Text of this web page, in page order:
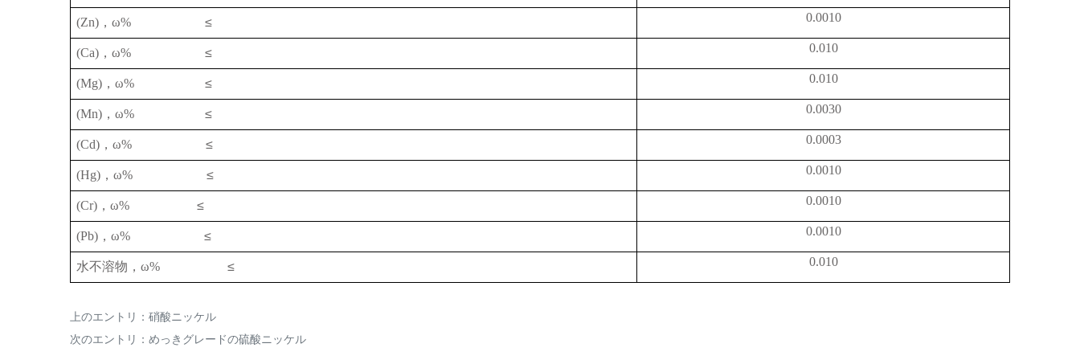
(Zn) ，ω%≤ 0.0010
(Ca) ，ω%≤ 0.010
(Mg) ，ω%≤ 0.010
(Mn) ，ω%≤ 0.0030
(Cd) ，ω%≤ 0.0003
(Hg) ，ω%≤ 0.0010
(Cr) ，ω%≤ 0.0010
(Pb) ，ω%≤ 0.0010
水不溶物，ω%≤ 0.010
上のエントリ： 硝酸ニッケル
次のエントリ： めっきグレードの硫酸ニッケル